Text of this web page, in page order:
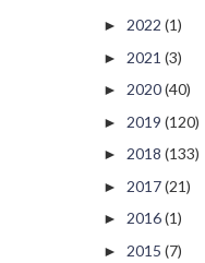
► 2022 (1)
► 2021 (3)
► 2020(40)
► 2019 (120)
► 2018 (133)
► 2017(21)
► 2016(1)
► 2015 (7)